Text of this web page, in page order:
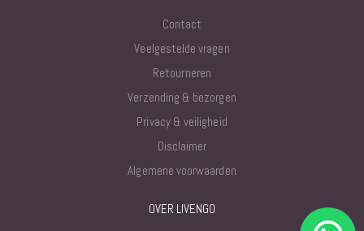
Contact
Veelgestelde vragen
Retourneren
Verzending & bezorgen
Privacy & veiligheid
Disclaimer
Algemene voorwaarden
OVER LIVENGO